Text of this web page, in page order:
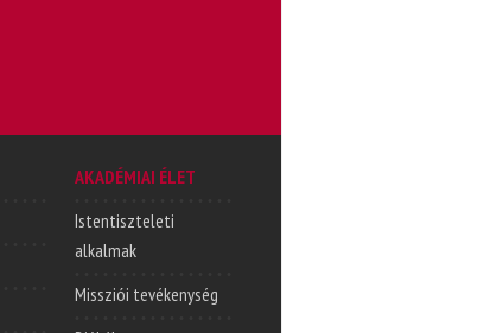
AKADÉMIAI ÉLET
Istentiszteleti
alkalmak
Missziói tevékenység